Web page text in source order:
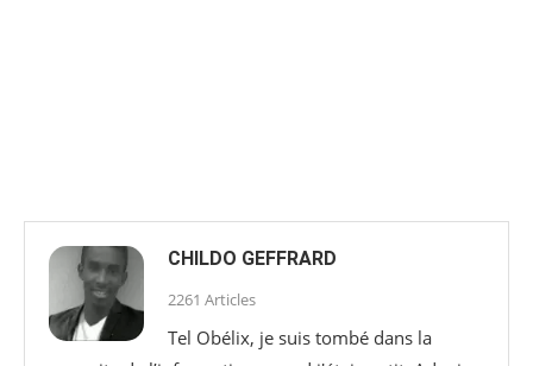
CHILDO GEFFRARD
2261 Articles
Tel Obélix, je suis tombé dans la